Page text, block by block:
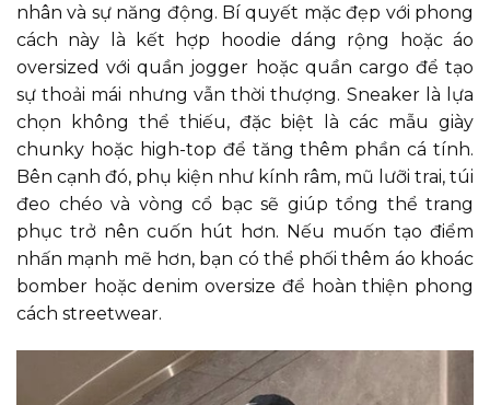
nhân và sự năng động. Bí quyết mặc đẹp với phong
cách này là kết hợp hoodie dáng rộng hoặc áo
oversized với quần jogger hoặc quần cargo để tạo
sự thoải mái nhưng vẫn thời thượng. Sneaker là lựa
chọn không thể thiếu, đặc biệt là các mẫu giày
chunky hoặc high-top để tăng thêm phần cá tính.
Bên cạnh đó, phụ kiện như kính râm, mũ lưỡi trai, túi
đeo chéo và vòng cổ bạc sẽ giúp tổng thể trang
phục trở nên cuốn hút hơn. Nếu muốn tạo điểm
nhấn mạnh mẽ hơn, bạn có thể phối thêm áo khoác
bomber hoặc denim oversize để hoàn thiện phong
cách streetwear.